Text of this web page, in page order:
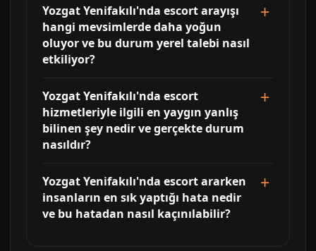
Yozgat Yenifakılı'nda escort arayışı
hangi mevsimlerde daha yoğun
oluyor ve bu durum yerel talebi nasıl
etkiliyor?
Yozgat Yenifakılı'nda escort
hizmetleriyle ilgili en yaygın yanlış
bilinen şey nedir ve gerçekte durum
nasıldır?
Yozgat Yenifakılı'nda escort ararken
insanların en sık yaptığı hata nedir
ve bu hatadan nasıl kaçınılabilir?